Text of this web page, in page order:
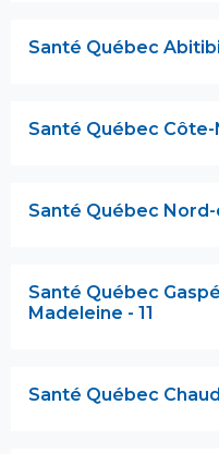
Santé Québec
Santé Québec
Santé Québec
Santé Québec
Madeleine - 11
Santé Québec